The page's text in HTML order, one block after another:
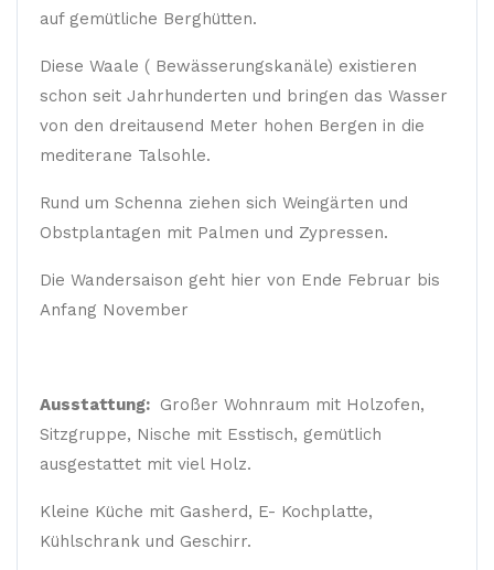
auf gemütliche Berghütten.
Diese Waale ( Bewässerungskanäle) existieren
schon seit Jahrhunderten und bringen das Wasser
von den dreitausend Meter hohen Bergen in die
mediterane Talsohle.
Rund um Schenna ziehen sich Weingärten und
Obstplantagen mit Palmen und Zypressen.
Die Wandersaison geht hier von Ende Februar bis
Anfang November
Ausstattung: Großer Wohnraum mit Holzofen,
Sitzgruppe, Nische mit Esstisch, gemütlich
ausgestattet mit viel Holz.
Kleine Küche mit Gasherd, E- Kochplatte,
Kühlschrank und Geschirr.